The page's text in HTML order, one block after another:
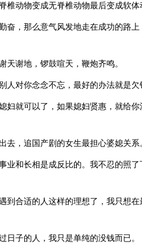
椎动物变成无脊椎动物最后变成软体
奋，那么意气风发地走在成功的路
天谢地，锣鼓喧天，鞭炮齐鸣。
人对你念念不忘，最好的办法就是欠
妇就可以了，如果媳妇贤惠，就给
去，追国产剧的女生最担心婆媳关系
业和长相是成反比的。我不忍的照
到合适的人这样的理想了，我只想在
日子的人，我只是单纯的没钱而已。